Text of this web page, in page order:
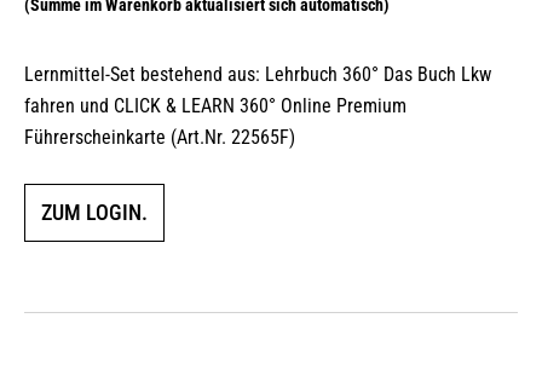
Lernmittel-Set bestehend aus: Lehrbuch 360° Das Buch Lkw
fahren und CLICK & LEARN 360° Online Premium
Führerscheinkarte (Art.Nr. 22565F)
ZUM LOGIN.